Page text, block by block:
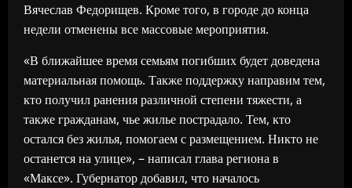
Вячеслав Федорищев. Кроме того, в городе до конца
недели отменены все массовые мероприятия.
«В ближайшее время семьям погибших будет доведена
материальная помощь. Также поддержку направим тем,
кто получил ранения различной степени тяжести, а
также гражданам, чье жилье пострадало. Тем, кто
остался без жилья, помогаем с размещением. Никто не
останется на улице», – написал глава региона в
«Максе». Губернатор добавил, что началось